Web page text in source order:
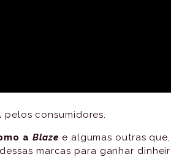
pelos consumidores.
a Blaze e algumas outras
marcas para ganhar